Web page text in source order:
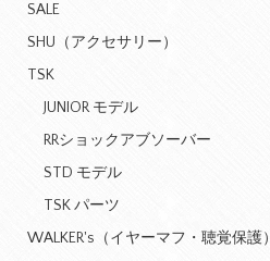
SALE
SHU（アクセサリー）
TSK
JUNIOR モデル
RRショックアブソーバー
STD モデル
TSK パーツ
WALKER's（イヤーマフ・聴覚保護）